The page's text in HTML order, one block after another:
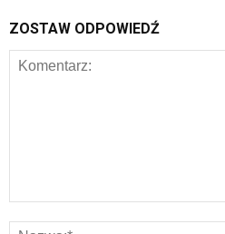
ZOSTAW ODPOWIEDŹ